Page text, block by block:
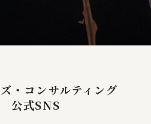
・コンサルティング
公式SNS